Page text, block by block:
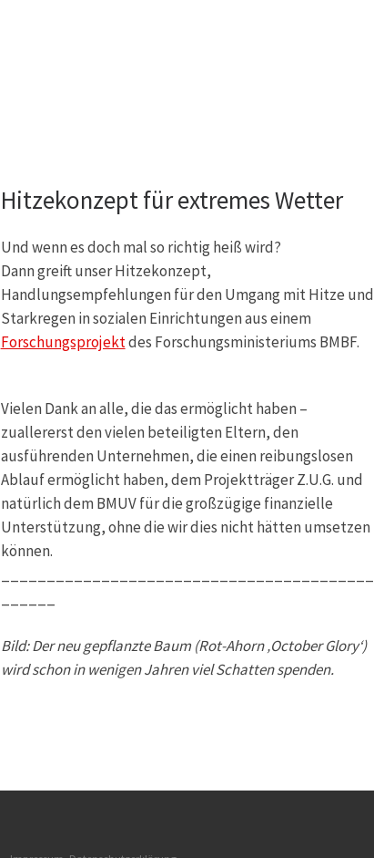
Hitzekonzept für extremes Wetter
Und wenn es doch mal so richtig heiß wird?
Dann greift unser Hitzekonzept,
Handlungsempfehlungen für den Umgang mit Hitze und
Starkregen in sozialen Einrichtungen aus einem
Forschungsprojektdes Forschungsministeriums BMBF.
Vielen Dank an alle, die das ermöglicht haben –
zuallererst den vielen beteiligten Eltern, den
ausführenden Unternehmen, die einen reibungslosen
Ablauf ermöglicht haben, dem Projektträger Z.U.G. und
natürlich dem BMUV für die großzügige finanzielle
Unterstützung, ohne die wir dies nicht hätten umsetzen
können.
Bild: Der neu gepflanzte Baum (Rot-Ahorn ‚October Glory‘)
wird schon in wenigen Jahren viel Schatten spenden.